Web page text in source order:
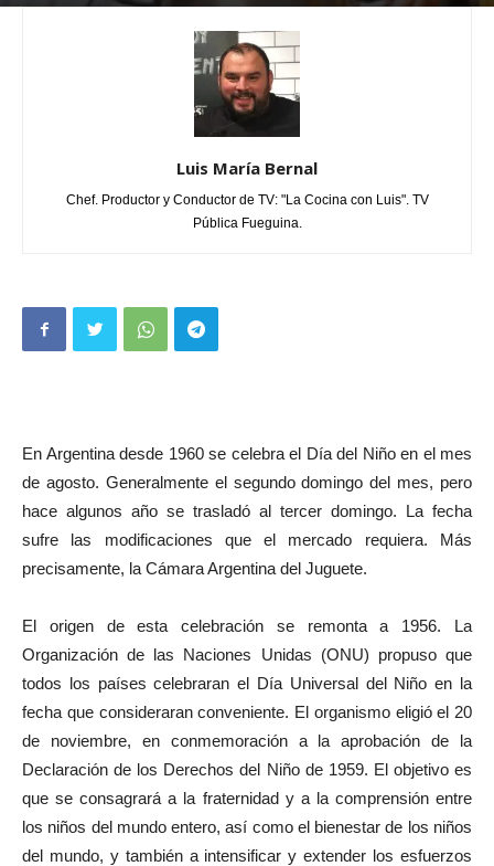
Luis María Bernal
Chef. Productor y Conductor de TV: "La Cocina con Luis". TV
Pública Fueguina.
En Argentina desde 1960 se celebra el Día del Niño en el mes
de agosto. Generalmente el segundo domingo del mes, pero
hace algunos año se trasladó al tercer domingo. La fecha
sufre las modificaciones que el mercado requiera. Más
precisamente, la Cámara Argentina del Juguete.
El origen de esta celebración se remonta a 1956. La
Organización de las Naciones Unidas (ONU) propuso que
todos los países celebraran el Día Universal del Niño en la
fecha que consideraran conveniente. El organismo eligió el 20
de noviembre, en conmemoración a la aprobación de la
Declaración de los Derechos del Niño de 1959. El objetivo es
que se consagrará a la fraternidad y a la comprensión entre
los niños del mundo entero, así como el bienestar de los niños
del mundo, y también a intensificar y extender los esfuerzos